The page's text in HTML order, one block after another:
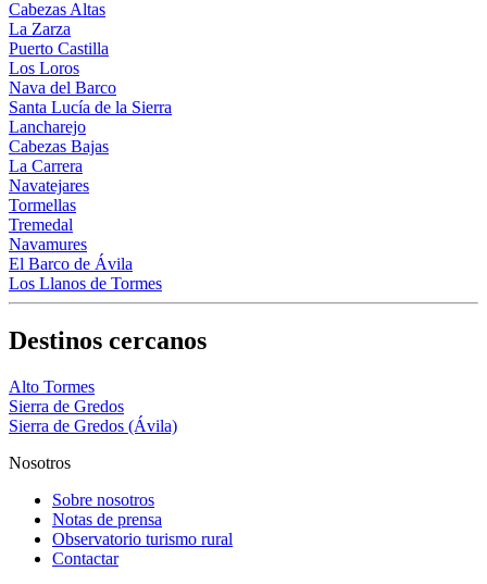
Cabezas Altas
La Zarza
Puerto Castilla
Los Loros
Nava del Barco
Santa Lucía de la Sierra
Lancharejo
Cabezas Bajas
La Carrera
Navatejares
Tormellas
Tremedal
Navamures
El Barco de Ávila
Los Llanos de Tormes
Destinos cercanos
Alto Tormes
Sierra de Gredos
Sierra de Gredos (Ávila)
Nosotros
Sobre nosotros
Notas de prensa
Observatorio turismo rural
Contactar